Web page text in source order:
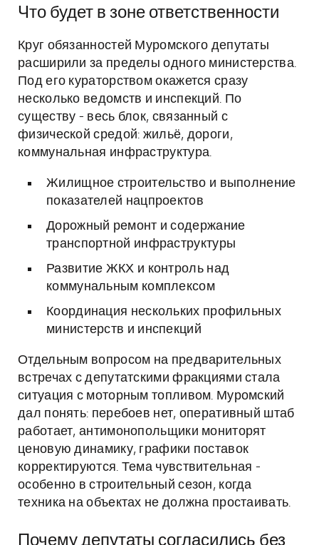
Что будет в зоне ответственности
Круг обязанностей Муромского депутаты
расширили за пределы одного министерства.
Под его кураторством окажется сразу
несколько ведомств и инспекций. По
существу - весь блок, связанный с
физической средой: жильё, дороги,
коммунальная инфраструктура.
Жилищное строительство и выполнение
показателей нацпроектов
Дорожный ремонт и содержание
транспортной инфраструктуры
Развитие ЖКХ и контроль над
коммунальным комплексом
Координация нескольких профильных
министерств и инспекций
Отдельным вопросом на предварительных
встречах с депутатскими фракциями стала
ситуация с моторным топливом. Муромский
дал понять: перебоев нет, оперативный штаб
работает, антимонопольщики мониторят
ценовую динамику, графики поставок
корректируются. Тема чувствительная -
особенно в строительный сезон, когда
техника на объектах не должна простаивать.
Почему депутаты согласились без